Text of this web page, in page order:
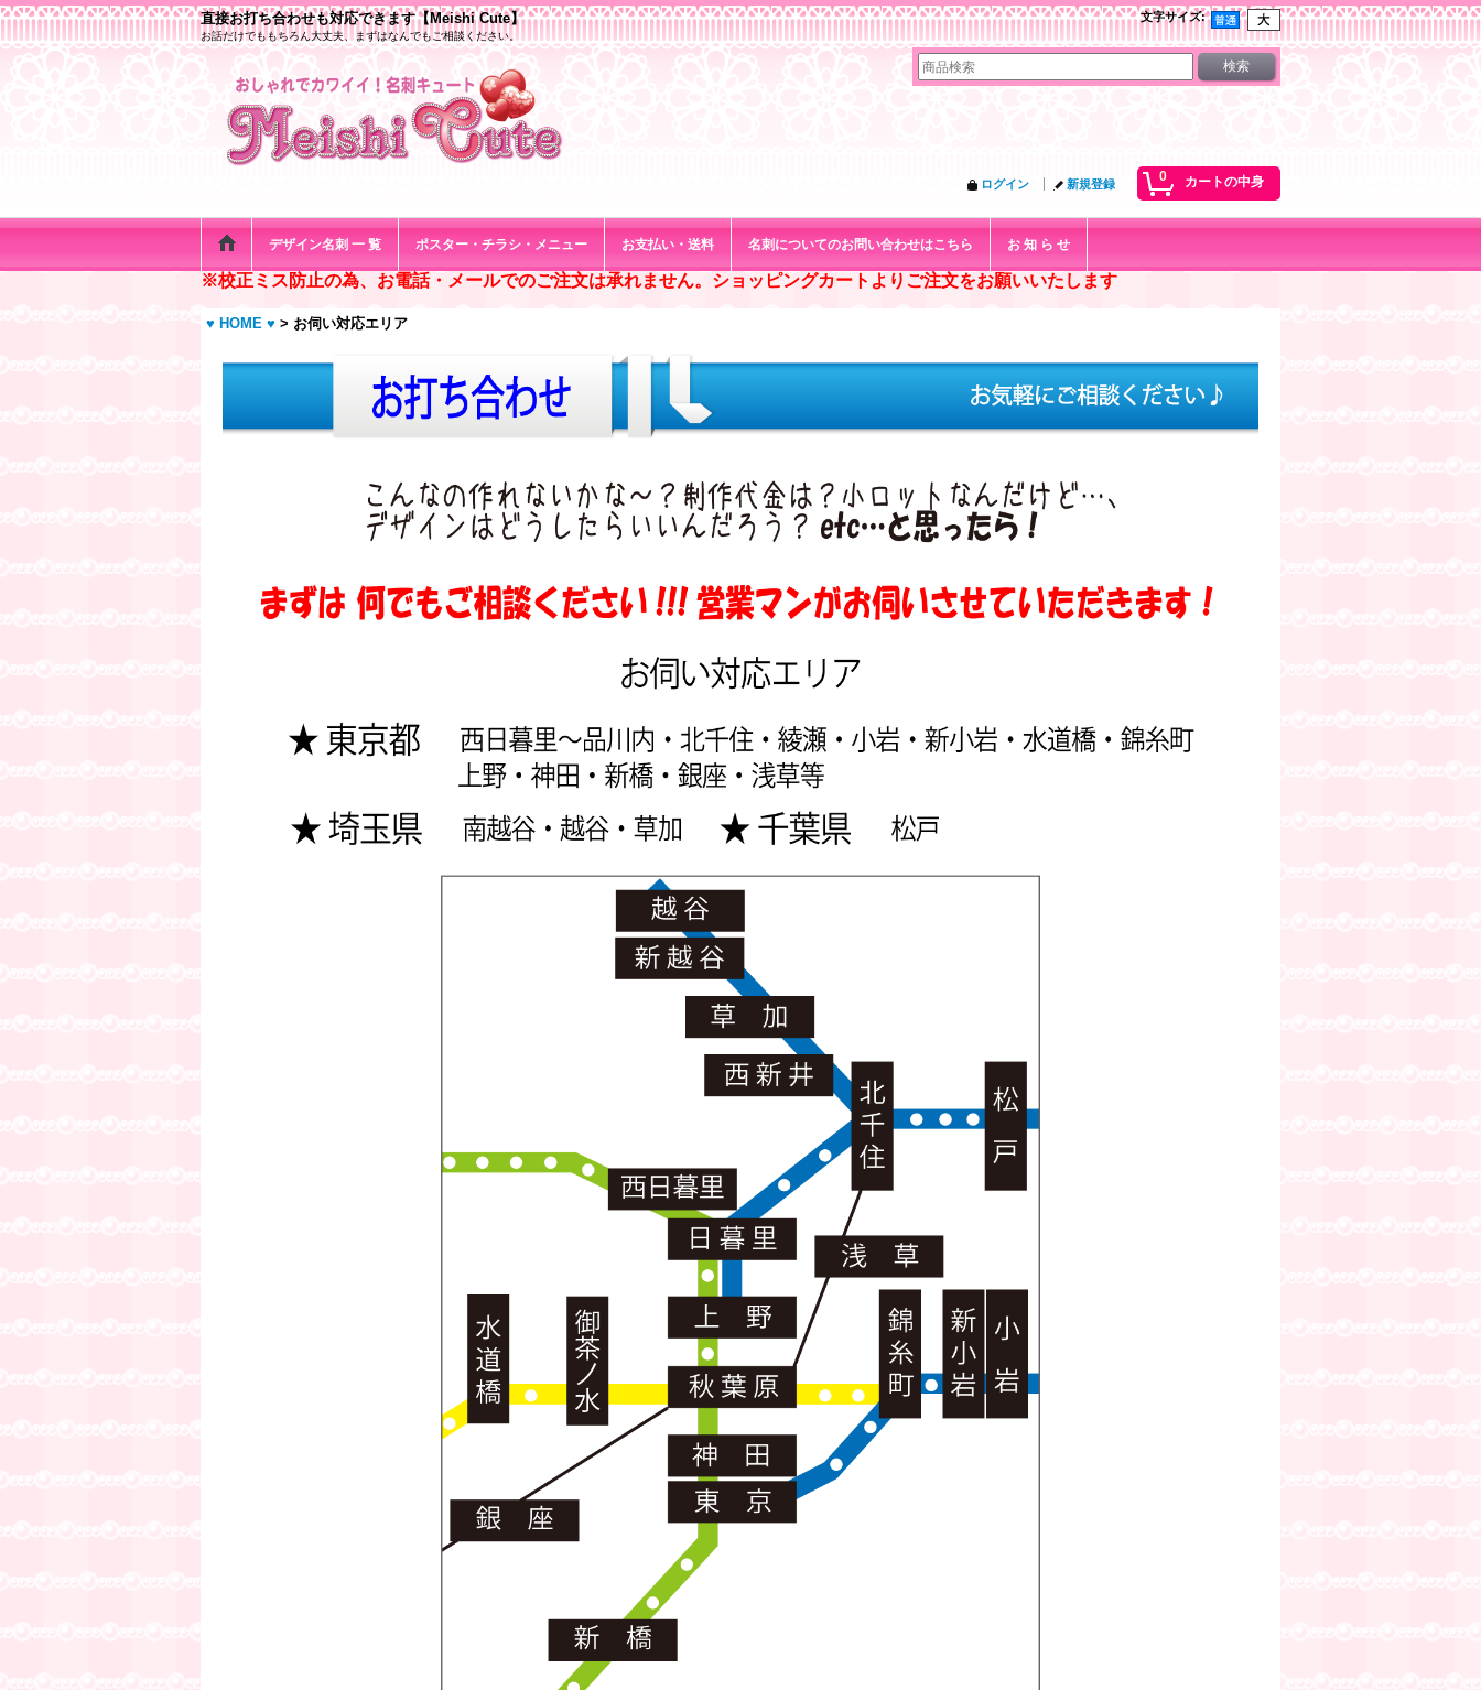
直接お打ち合わせも対応できます【Meishi Cute】
お話だけでももちろん大丈夫、まずはなんでもご相談ください。
文字サイズ:
0 カートの中身
ログイン 新規登録
デザイン名刺 一 覧 ポスター・チラシ・メニュー お支払い・送料 名刺についてのお問い合わせはこちら お 知 ら せ
※校正ミス防止の為、お電話・メールでのご注文は承れません。ショッピングカートよりご注文をお願いいたします
♥ HOME ♥ > お伺い対応エリア